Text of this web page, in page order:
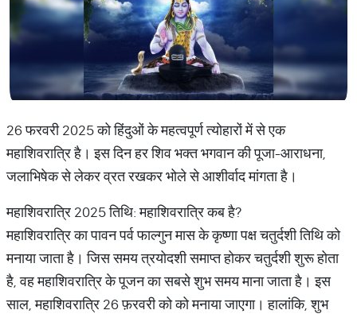
26 फरवरी 2025 को हिंदुओं के महत्वपूर्ण त्योहारों में से एक
महाशिवरात्रि है। इस दिन हर शिव भक्त भगवान की पूजा-आराधना,
जलाभिषेक से लेकर व्रत रखकर भोले से आशीर्वाद मांगता है।
महाशिवरात्रि 2025 तिथि: महाशिवरात्रि कब है?
महाशिवरात्रि का पावन पर्व फाल्गुन मास के कृष्णा पक्ष चतुर्दशी तिथि को
मनाया जाता है। जिस समय त्रयोदशी समाप्त होकर चतुर्दशी शुरू होता
है, वह महाशिवरात्रि के पूजन का सबसे शुभ समय माना जाता है। इस
साल, महाशिवरात्रि 26 फ़रवरी को को मनाया जाएगा। हालांकि, शुभ